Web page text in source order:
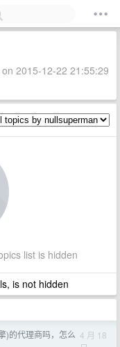
2015-12-22 21:55:29
list is hidden
is not hidden
)的代理商吗，怎么 4 月 18